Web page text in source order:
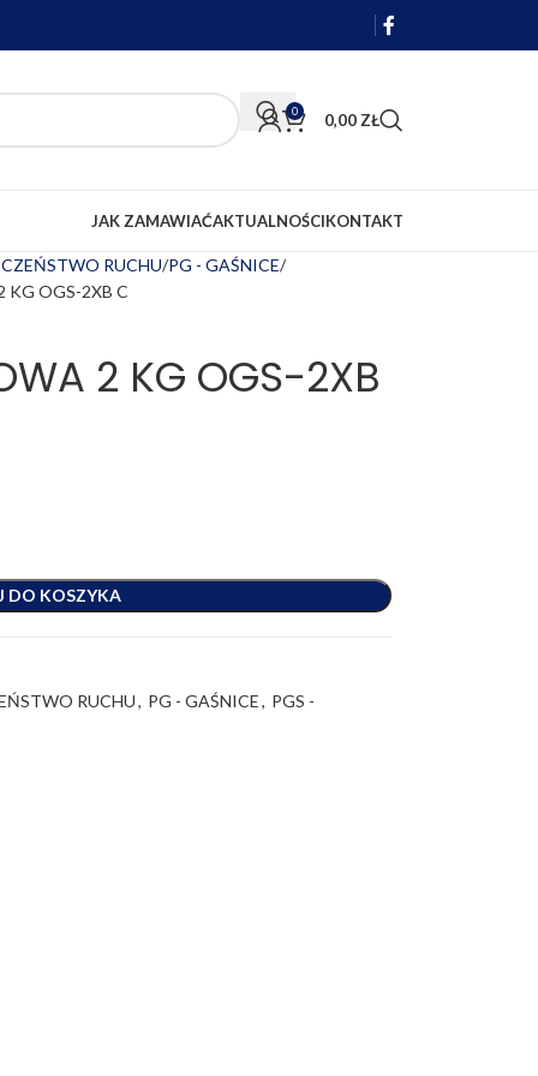
0 0,00 ZŁ
JAK ZAMAWIAĆAKTUALNOŚCIKONTAKT
RUCHU PG - GAŚNICE
KG OGS-2XB C
2 KG OGS-2XB
DO KOSZYKA
RUCHU, PG - GAŚNICE, PGS -